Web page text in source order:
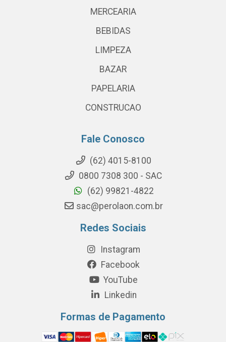
MERCEARIA
BEBIDAS
LIMPEZA
BAZAR
PAPELARIA
CONSTRUCAO
Fale Conosco
(62) 4015-8100
0800 7308 300 - SAC
(62) 99821-4822
sac@perolaon.com.br
Redes Sociais
Instagram
Facebook
YouTube
Linkedin
Formas de Pagamento